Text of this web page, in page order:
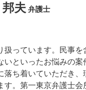
夫 弁護士
扱っています。民事を
いといったお悩みの案
落ち着いていただき、
す。第一東京弁護士会